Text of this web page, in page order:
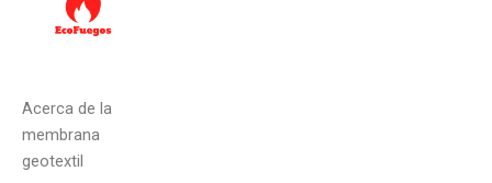
Acerca de la
membrana
geotextil